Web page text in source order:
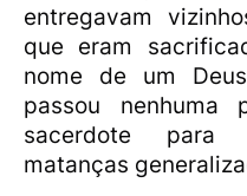
entregavam
que eram
nome de um
passou nenhuma
sacerdote para
matanças